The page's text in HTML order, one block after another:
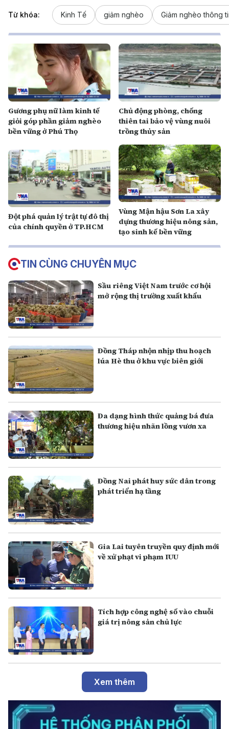
Từ khóa: Kinh Tế giảm nghèo Giảm nghèo thông
Gương phụ nữ làm kinh tế
giỏi góp phần giảm nghèo
bền vững ở Phú Thọ
Chủ động phòng, chống
thiên tai bảo vệ vùng nuôi
trồng thủy sản
Đột phá quản lý trật tự đô thị
của chính quyền ở TP.HCM
Vùng Mận hậu Sơn La xây
dựng thương hiệu nông sản,
tạo sinh kế bền vững
TIN CÙNG CHUYÊN MỤC
Sầu riêng Việt Nam trước cơ hội
mở rộng thị trường xuất khẩu
Đồng Tháp nhộn nhịp thu hoạch
lúa Hè thu ở khu vực biên giới
Đa dạng hình thức quảng bá đưa
thương hiệu nhãn lồng vươn xa
Đồng Nai phát huy sức dân trong
phát triển hạ tầng
Gia Lai tuyên truyền quy định mới
về xử phạt vi phạm IUU
Tích hợp công nghệ số vào chuỗi
giá trị nông sản chủ lực
Xem thêm